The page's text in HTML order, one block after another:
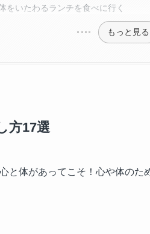
をいたわるランチを食べに行く
もっと見る
方17選
と体があってこそ！心や体の